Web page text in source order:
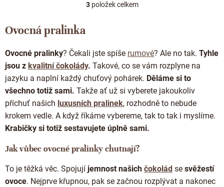
O
a
c
í
p
r
v
k
y
v
p
s
u
3položek celkem
Ovocná pralinka
Ovocné pralinky? Čekali jste spíše rumové? Ale no tak. Tyhle
jsou z kvalitní čokolády. Takové, co se vám rozplyne na
jazyku a naplní každý chuťový pohárek. Děláme si to
všechno totiž sami. Takže ať už si vyberete jakoukoliv
příchuť našich luxusních pralinek, rozhodně to nebude
krokem vedle. A když říkáme vybereme, tak to tak i myslíme.
Krabičky si totiž sestavujete úplně sami.
Jak vůbec ovocné pralinky chutnají?
To je těžká věc. Spojují jemnost našich čokolád se svěžestí
ovoce. Nejprve křupnou, pak se začnou rozplývat a nakonec